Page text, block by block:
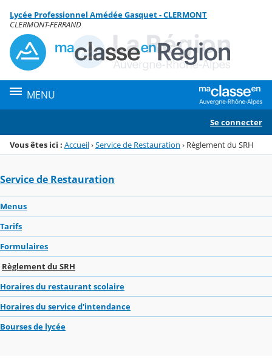
Menu de la rubrique
Contenu
Lycée Professionnel Amédée Gasquet - CLERMONT
CLERMONT-FERRAND
MENU
Se connecter
Vous êtes ici : Accueil›Service de Restauration › Règlement du SRH
Service de Restauration
Menus
Tarifs
Formulaires
Règlement du SRH
Horaires du restaurant scolaire
Horaires du service d'intendance
Bourses de lycée